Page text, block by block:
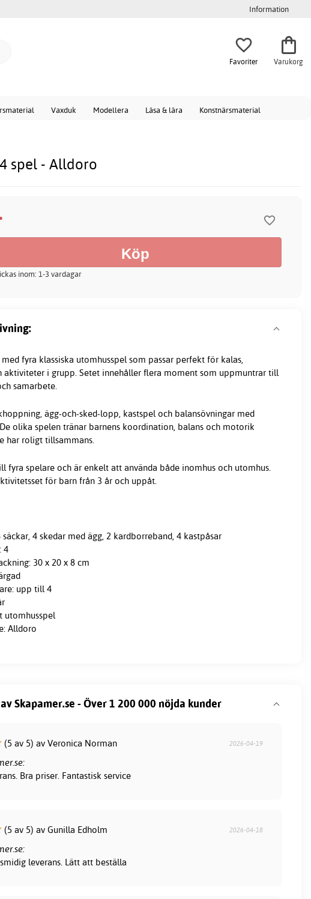
Information
Favoriter Varukorg
Vaxduk Modellera Läsa & lära Konstnärsmaterial
spel - Alldoro
inom: 1-3 vardagar
fyra klassiska utomhusspel som passar perfekt för kalas,
aktiviteter i grupp. Setet innehåller flera moment som uppmuntrar till
samarbete.
ägg-och-sked-lopp, kastspel och balansövningar med
olika spelen tränar barnens koordination, balans och motorik
har roligt tillsammans.
fyra spelare och är enkelt att använda både inomhus och utomhus.
för barn från 3 år och uppåt.
säckar, 4 skedar med ägg, 2 kardborreband, 4 kastpåsar
4
30 x 20 x 8 cm
upp till 4
utomhusspel
Alldoro
Skapamer.se - Över 1 200 000 nöjda kunder
(5 av 5) av Veronica Norman 2026-04-19
Bra priser. Fantastisk service
(5 av 5) av Gunilla Edholm 2026-04-18
leverans. Lätt att beställa